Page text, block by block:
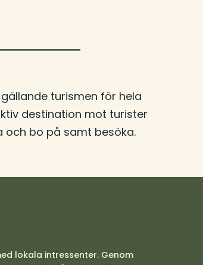
turismen för hela
destination mot turister
och bo på samt besöka.
lokala intressenter. Genom